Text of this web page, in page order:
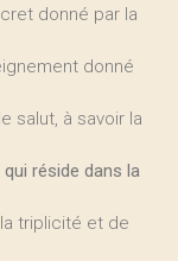
donné par la
donné
salut, à savoir la
qui réside dans la
triplicité et de